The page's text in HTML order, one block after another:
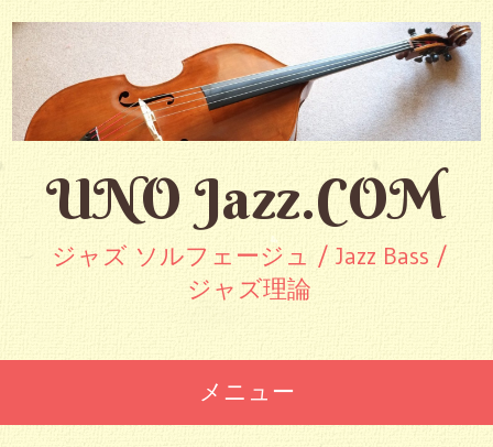
UNO Jazz.COM
ジャズ ソルフェージュ / Jazz Bass /
ジャズ理論
メニュー